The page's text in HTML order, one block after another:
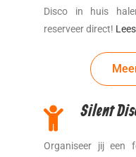
Disco in huis
reserveer direct!
Silent
Organiseer jij een